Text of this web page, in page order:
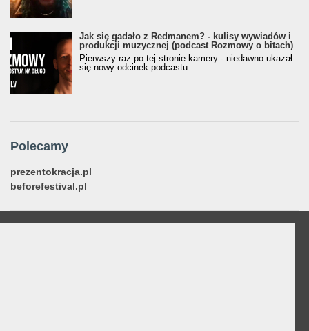
Jak się gadało z Redmanem? - kulisy wywiadów i
produkcji muzycznej (podcast Rozmowy o bitach)
Pierwszy raz po tej stronie kamery - niedawno ukazał
się nowy odcinek podcastu...
Polecamy
prezentokracja.pl
beforefestival.pl